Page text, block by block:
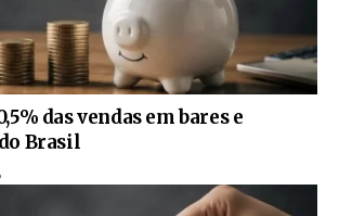
das vendas em bares e
Brasil